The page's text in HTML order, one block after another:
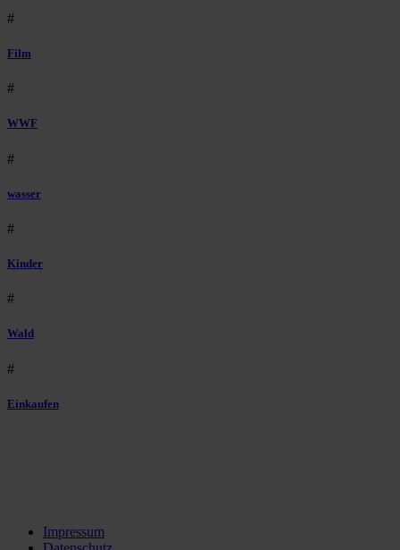
#
Film
#
WWF
#
wasser
#
Kinder
#
Wald
#
Einkaufen
Impressum